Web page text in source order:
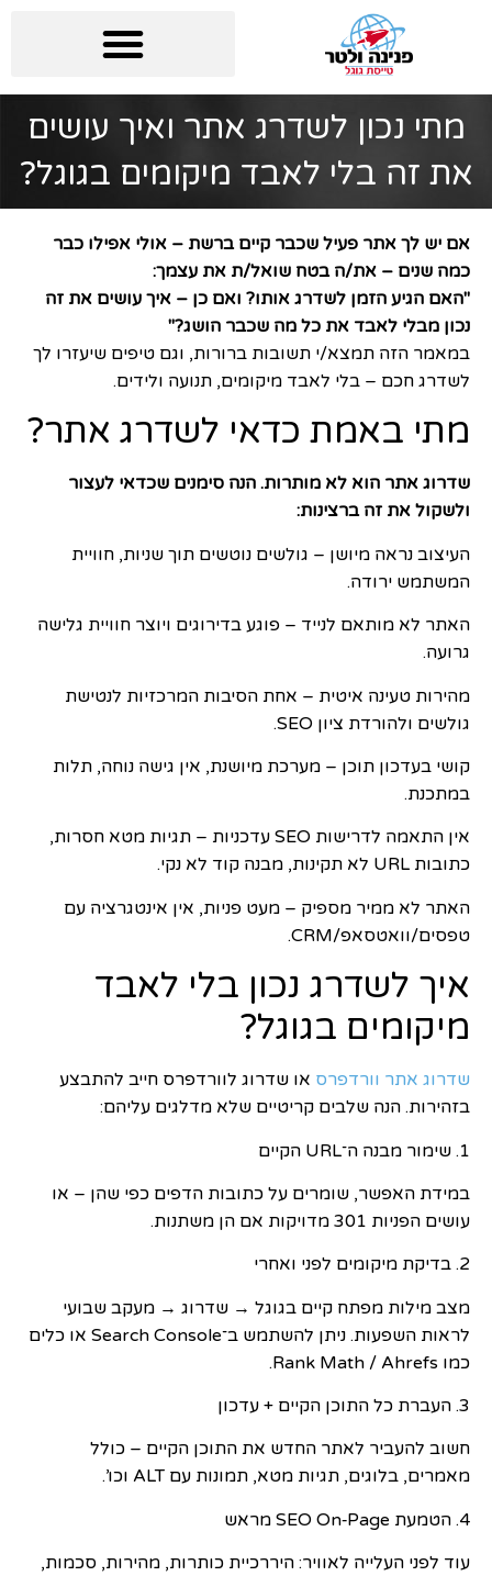
מתי נכון לשדרג אתר ואיך עושים
את זה בלי לאבד מיקומים בגוגל?
אם יש לך אתר פעיל שכבר קיים ברשת – אולי אפילו כבר
כמה שנים – את/ה בטח שואל/ת את עצמך:
"האם הגיע הזמן לשדרג אותו? ואם כן – איך עושים את זה
נכון מבלי לאבד את כל מה שכבר הושג?"
במאמר הזה תמצא/י תשובות ברורות, וגם טיפים שיעזרו לך
לשדרג חכם – בלי לאבד מיקומים, תנועה ולידים.
מתי באמת כדאי לשדרג אתר?
שדרוג אתר הוא לא מותרות. הנה סימנים שכדאי לעצור
ולשקול את זה ברצינות:
העיצוב נראה מיושן – גולשים נוטשים תוך שניות, חוויית
המשתמש ירודה.
האתר לא מותאם לנייד – פוגע בדירוגים ויוצר חוויית גלישה
גרועה.
מהירות טעינה איטית – אחת הסיבות המרכזיות לנטישת
גולשים ולהורדת ציון SEO.
קושי בעדכון תוכן – מערכת מיושנת, אין גישה נוחה, תלות
במתכנת.
אין התאמה לדרישות SEO עדכניות – תגיות מטא חסרות,
כתובות URL לא תקינות, מבנה קוד לא נקי.
האתר לא ממיר מספיק – מעט פניות, אין אינטגרציה עם
טפסים/וואטסאפ/CRM.
איך לשדרג נכון בלי לאבד
מיקומים בגוגל?
שדרוג אתר וורדפרס או שדרוג לוורדפרס חייב להתבצע
בזהירות. הנה שלבים קריטיים שלא מדלגים עליהם:
1. שימור מבנה ה־URL הקיים
במידת האפשר, שומרים על כתובות הדפים כפי שהן – או
עושים הפניות 301 מדויקות אם הן משתנות.
2. בדיקת מיקומים לפני ואחרי
מצב מילות מפתח קיים בגוגל → שדרוג → מעקב שבועי
לראות השפעות. ניתן להשתמש ב־Search Console או כלים
כמו Rank Math / Ahrefs.
3. העברת כל התוכן הקיים + עדכון
חשוב להעביר לאתר החדש את התוכן הקיים – כולל
מאמרים, בלוגים, תגיות מטא, תמונות עם ALT וכו’.
4. הטמעת SEO On‑Page מראש
עוד לפני העלייה לאוויר: היררכיית כותרות, מהירות, סכמות,